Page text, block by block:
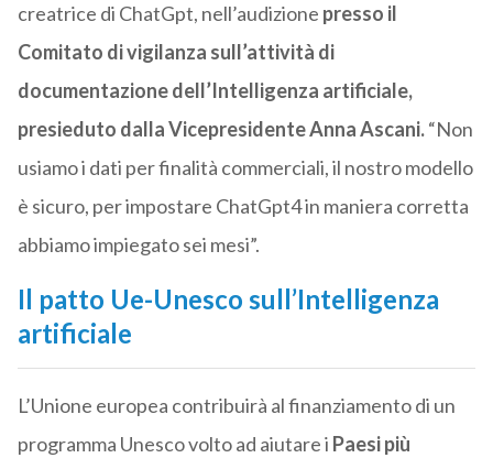
creatrice di ChatGpt, nell’audizione presso il
Comitato di vigilanza sull’attività di
documentazione dell’Intelligenza artificiale,
presieduto dalla Vicepresidente Anna Ascani.“Non
usiamo i dati per finalità commerciali, il nostro modello
è sicuro, per impostare ChatGpt4 in maniera corretta
abbiamo impiegato sei mesi”.
Il patto Ue-Unesco sull’Intelligenza
artificiale
L’Unione europea contribuirà al finanziamento di un
programma Unesco volto ad aiutare i Paesi più